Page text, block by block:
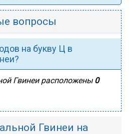
вопросы
на букву Ц в
Гвинеи расположены 0
Гвинеи на